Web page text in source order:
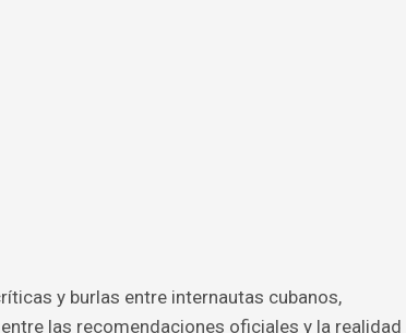
y burlas entre internautas cubanos,
las recomendaciones oficiales y la realidad